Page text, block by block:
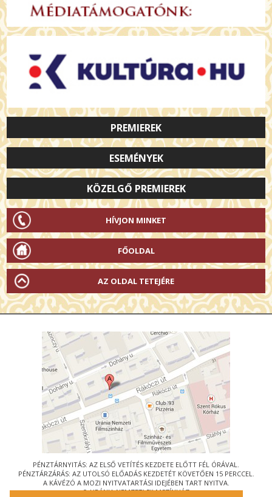
PREMIEREK
ESEMÉNYEK
KÖZELGŐ PREMIEREK
HÍVJON MINKET
FŐOLDAL
AZ OLDAL TETEJÉRE
PÉNZTÁRNYITÁS: AZ ELSŐ VETÍTÉS KEZDETE ELŐTT FÉL ÓRÁVAL.
PÉNZTÁRZÁRÁS: AZ UTOLSÓ ELŐADÁS KEZDETÉT KÖVETŐEN 15 PERCCEL.
A KÁVÉZÓ A MOZI NYITVATARTÁSI IDEJÉBEN TART NYITVA.
© URÁNIA NEMZETI FILMSZÍNHÁZ